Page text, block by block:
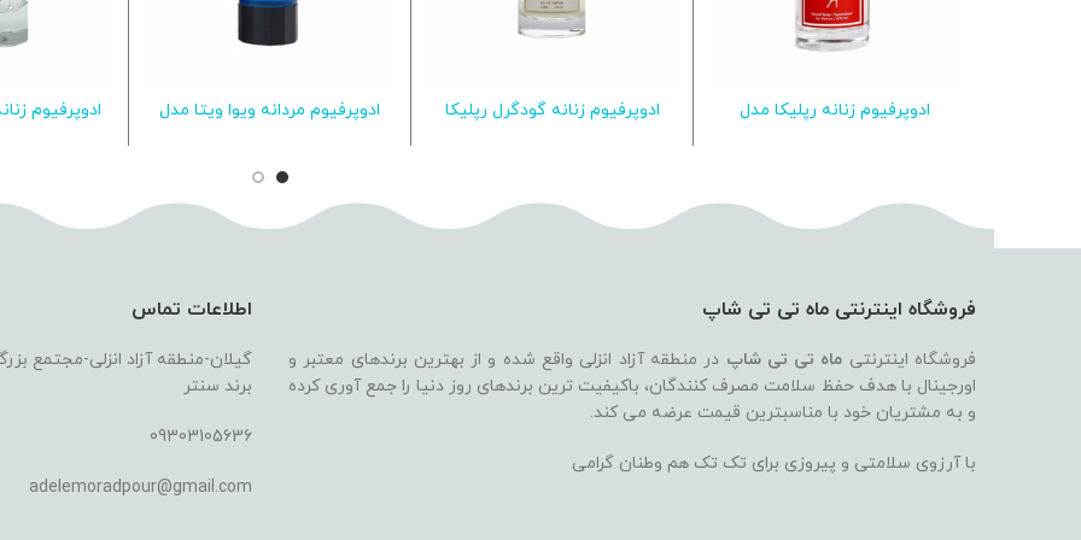
اطلاعات بیشتر
ادوپرفیوم زنانه رپلیکا مدل
اطلاعات بیشتر
ادوپرفیوم زنانه گودگرل رپلیکا
اطلاعات بیشتر
ادوپرفیوم مردانه ویوا ویتا مدل
ادوپرفیوم
فروشگاه اینترنتی ماه تی تی شاپ
فروشگاه اینترنتی ماه تی تی شاپ در منطقه آزاد انزلی واقع شده و از بهترین برندهای معتبر و
اورجینال با هدف حفظ سلامت مصرف کنندگان، باکیفیت ترین برندهای روز دنیا را جمع آوری کرده
و به مشتریان خود با مناسبترین قیمت عرضه می کند.
با آرزوی سلامتی و پیروزی برای تک تک هم وطنان گرامی
اطلاعات تماس
گیلان-منطقه آزاد انزلی-مجتمع
برند سنتر
09303105636
adelemoradpour@gmail.com